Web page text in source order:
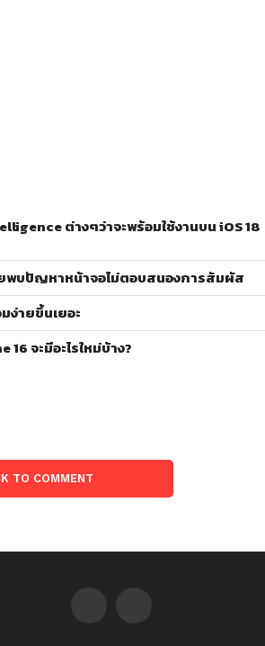
ต่างๆว่าจะพร้อมใช้งานบน iOS 18
พบปัญหาหน้าจอไม่ตอบสนองการสัมผัส
ง่ายขึ้นเยอะ
จะมีอะไรใหม่บ้าง?
TO COMMENT